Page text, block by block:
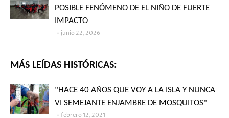
POSIBLE FENÓMENO DE EL NIÑO DE FUERTE
IMPACTO
junio 22, 2026
MÁS LEÍDAS HISTÓRICAS:
"HACE 40 AÑOS QUE VOY A LA ISLA Y NUNCA
VI SEMEJANTE ENJAMBRE DE MOSQUITOS"
febrero 12, 2021